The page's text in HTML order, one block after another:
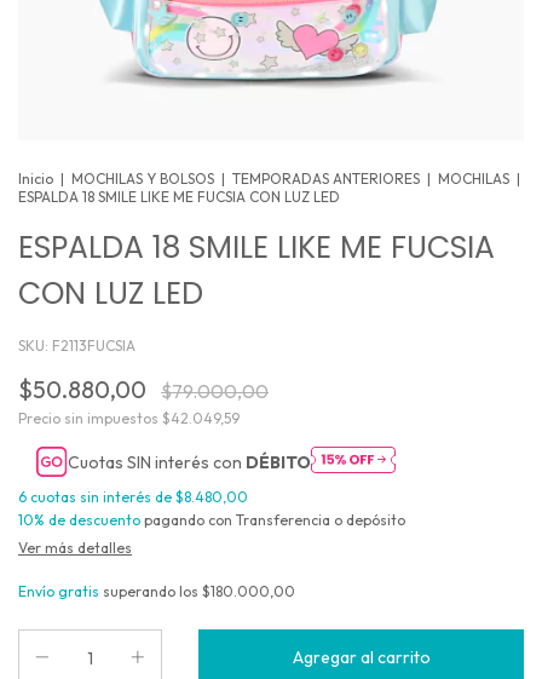
Inicio | MOCHILAS Y BOLSOS | TEMPORADAS ANTERIORES | MOCHILAS |
ESPALDA 18 SMILE LIKE ME FUCSIA CON LUZ LED
ESPALDA 18 SMILE LIKE ME FUCSIA
CON LUZ LED
SKU: F2113FUCSIA
$50.880,00 $79.000,00
Precio sin impuestos $42.049,59
Cuotas SIN interés con DÉBITO
6 cuotas sin interés de $8.480,00
10% de descuento pagando con Transferencia o depósito
Ver más detalles
Envío gratis superando los $180.000,00